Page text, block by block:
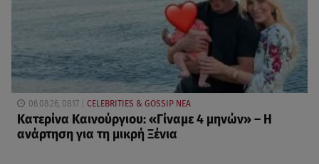
06.08.26, 08:17 CELEBRITIES & GOSSIP ΝΕΑ
Κατερίνα Καινούργιου: «Γίναμε 4 μηνών» – Η
ανάρτηση για τη μικρή Ξένια